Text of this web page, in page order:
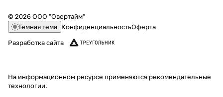
© 2026 ООО "Овертайм"
Темная тема КонфиденциальностьОферта
Разработка сайта
На информационном ресурсе применяются рекомендательные
технологии.